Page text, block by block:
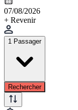
07/08/2026
+ Revenir
1 Passager
Rechercher